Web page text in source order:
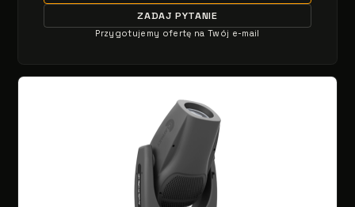
ZADAJ PYTANIE
Przygotujemy ofertę na Twój e-mail